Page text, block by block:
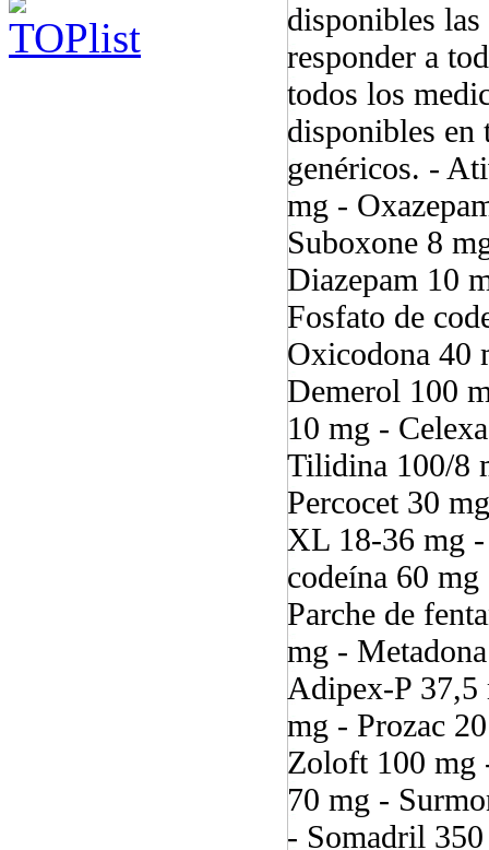
disponibles las
responder a
todos los
disponibles en
genéricos. -
mg -
Suboxone 8
Diazepam 10
Fosfato de
Oxicodona 40
Demerol 100
10 mg -
Tilidina 100/8
Percocet 30
XL 18-36 mg -
codeína 60
Parche de
mg -
Adipex-P
mg - Prozac
Zoloft 100 mg
70 mg -
- Somadril